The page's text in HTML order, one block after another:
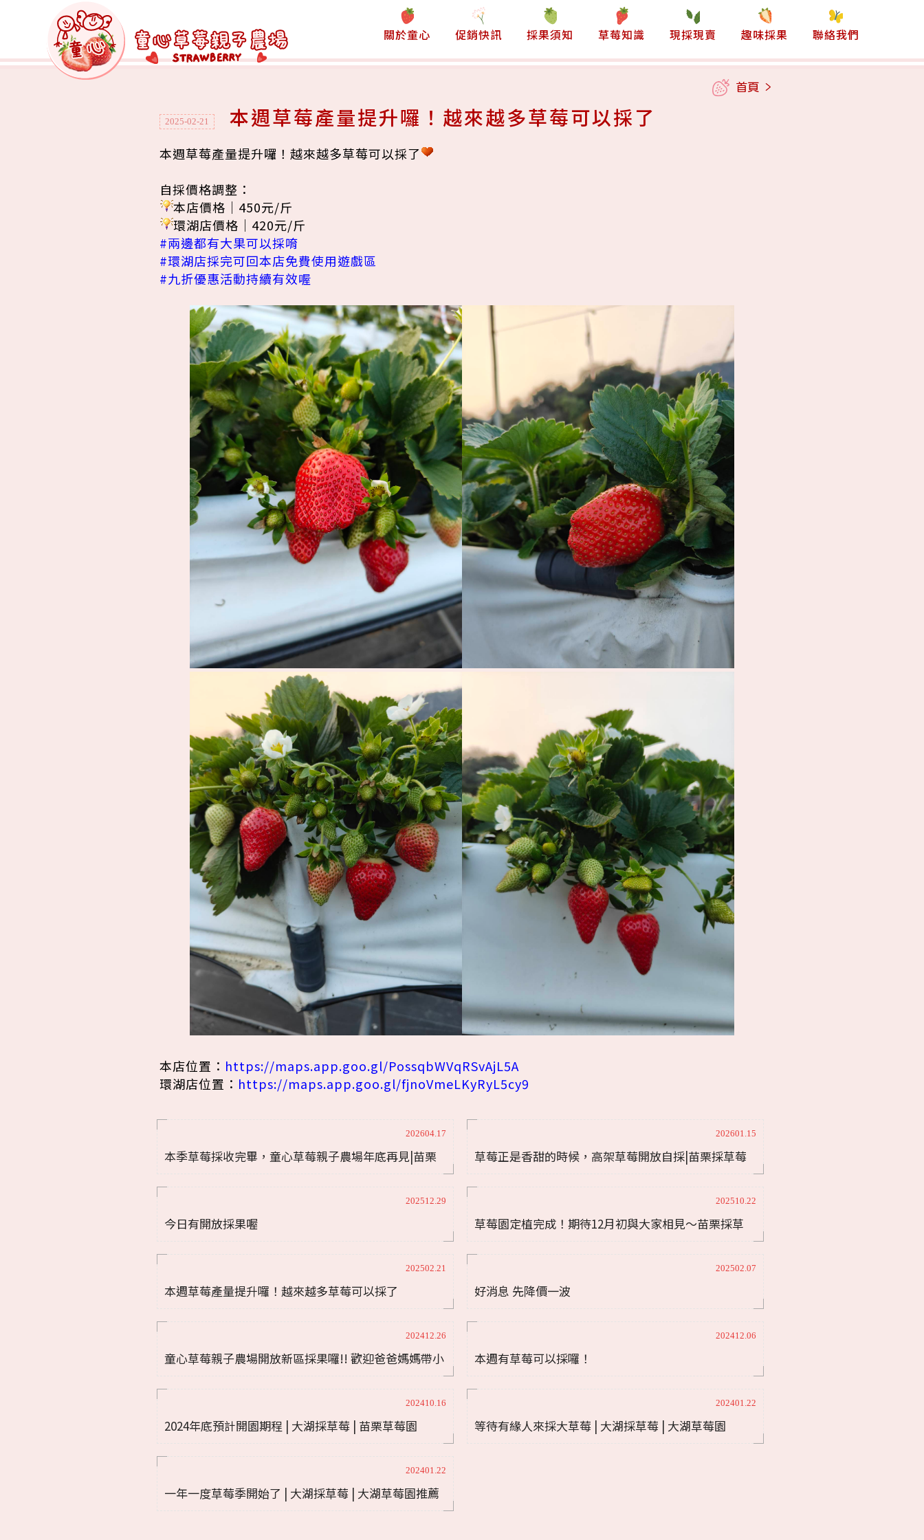
關於童心 促銷快訊 採果須知 草莓知識 現採現賣 趣味採果 聯絡我們
首頁 >
2025-02-21 本週草莓產量提升囉！越來越多草莓可以採了
本週草莓產量提升囉！越來越多草莓可以採了
自採價格調整：
本店價格｜450元/斤
環湖店價格｜420元/斤
#兩邊都有大果可以採唷
#環湖店採完可回本店免費使用遊戲區
#九折優惠活動持續有效喔
本店位置： https://maps.app.goo.gl/PossqbWVqRSvAjL5A
環湖店位置： https://maps.app.goo.gl/fjnoVmeLKyRyL5cy9
202604.17
本季草莓採收完畢，童心草莓親子農場年底再見|苗栗
202601.15
草莓正是香甜的時候，高架草莓開放自採|苗栗採草莓
202512.29
今日有開放採果喔
202510.22
草莓園定植完成！期待12月初與大家相見～苗栗採草
202502.21
本週草莓產量提升囉！越來越多草莓可以採了
202502.07
好消息 先降價一波
202412.26
童心草莓親子農場開放新區採果囉!! 歡迎爸爸媽媽帶小
202412.06
本週有草莓可以採囉！
202410.16
2024年底預計開園期程 | 大湖採草莓 | 苗栗草莓園
202401.22
等待有緣人來採大草莓 | 大湖採草莓 | 大湖草莓園
202401.22
一年一度草莓季開始了 | 大湖採草莓 | 大湖草莓園推薦